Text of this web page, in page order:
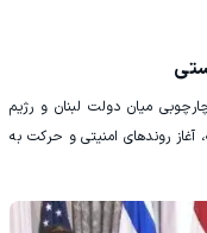
میان دولت لبنان و رژیم
آغاز روندهای امنیتی و حرکت به